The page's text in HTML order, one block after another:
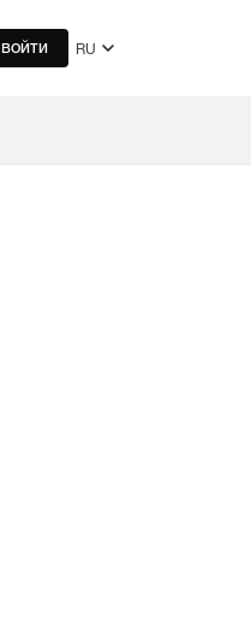
ВОЙТИ RU